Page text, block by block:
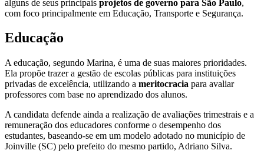
alguns de seus principais projetos de governo para São Paulo,
com foco principalmente em Educação, Transporte e Segurança.
Educação
A educação, segundo Marina, é uma de suas maiores prioridades.
Ela propõe trazer a gestão de escolas públicas para instituições
privadas de excelência, utilizando a meritocracia para avaliar
professores com base no aprendizado dos alunos.
A candidata defende ainda a realização de avaliações trimestrais e a
remuneração dos educadores conforme o desempenho dos
estudantes, baseando-se em um modelo adotado no município de
Joinville (SC) pelo prefeito do mesmo partido, Adriano Silva.